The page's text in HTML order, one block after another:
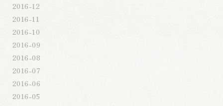
2016-12
2016-11
2016-10
2016-09
2016-08
2016-07
2016-06
2016-05